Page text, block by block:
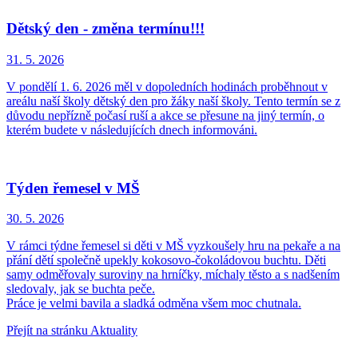
Dětský den - změna termínu!!!
31. 5. 2026
V pondělí 1. 6. 2026 měl v dopoledních hodinách proběhnout v
areálu naší školy dětský den pro žáky naší školy. Tento termín se z
důvodu nepřízně počasí ruší a akce se přesune na jiný termín, o
kterém budete v následujících dnech informováni.
Týden řemesel v MŠ
30. 5. 2026
V rámci týdne řemesel si děti v MŠ vyzkoušely hru na pekaře a na
přání dětí společně upekly kokosovo-čokoládovou buchtu. Děti
samy odměřovaly suroviny na hrníčky, míchaly těsto a s nadšením
sledovaly, jak se buchta peče.
Práce je velmi bavila a sladká odměna všem moc chutnala.
Přejít na stránku Aktuality